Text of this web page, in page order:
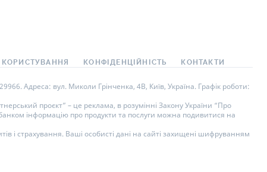
КОНФІДЕНЦІЙНІСТЬ КОНТАКТИ
Адреса: вул. Миколи Грінченка, 4В, Київ, Україна. Графік роботи:
проєкт” – це реклама, в розумінні Закону України “Про
інформацію про продукти та послуги можна подивитися на
і страхування. Ваші особисті дані на сайті захищені шифруванням